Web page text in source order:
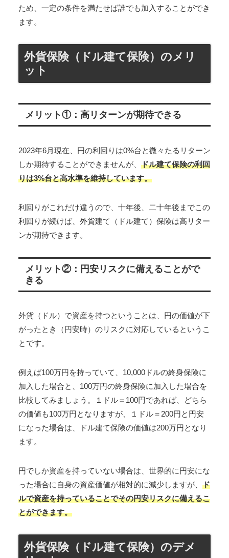
ため、一定の条件を満たせば誰でも加入することができ
ます。
外貨保険（ドル建て保険）のメリ
ット
メリット①：高リターンが期待できる
2023年6月現在、円の利回りは0%台と微々たるリターン
しか期待することができませんが、 ドル建て保険の利回
りは3%台と高水準を維持しています。
利回りがこれだけ違うので、十年後、二十年後までこの
利回りが続けば、外貨建て（ドル建て）保険は高リター
ンが期待できます。
メリット②：円安リスクに備えることがで
きる
外貨（ドル）で資産を持つということは、円の価値が下
がったとき（円安時）のリスクに対応しているというこ
とです。
例えば100万円を持っていて、10,000ドルの終身保険に
加入した場合と、100万円の終身保険に加入した場合を
比較してみましょう。１ドル＝100円であれば、どちら
の価値も100万円となりますが、１ドル＝200円と円安
になった場合は、ドル建て保険の価値は200万円となり
ます。
円でしか資産を持っていない場合は、世界的に円安にな
った場合に自身の資産価値が相対的に減少しますが、 ド
ルで資産を持っていることでその円安リスクに備えるこ
とができます。
外貨保険（ドル建て保険）のデメ